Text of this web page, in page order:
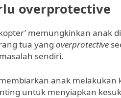
overprotective
memungkinkan
tua yang overprotective
sendiri.
anak
untuk menyiapkan